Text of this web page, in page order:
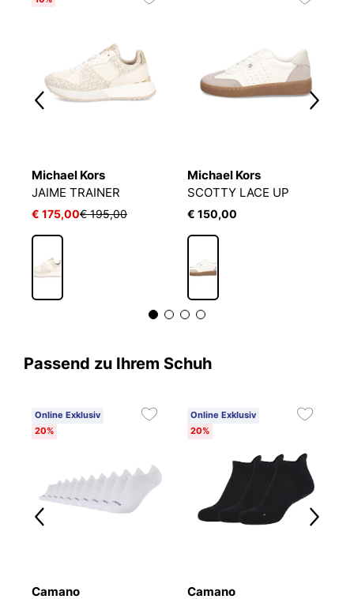
Michael Kors
JAIME TRAINER
€ 175,00€ 195,00
Michael Kors
SCOTTY LACE UP
€ 150,00
Passend zu Ihrem Schuh
Online Exklusiv
20%
Camano
Online Exklusiv
20%
Camano